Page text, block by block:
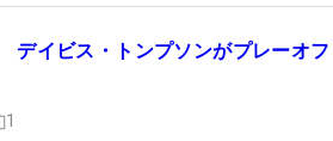
イビス・トンプソンがプレーオフ
1